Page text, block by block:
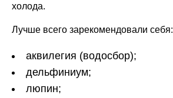
холода.
Лучше всего зарекомендовали себя:
аквилегия (водосбор);
дельфиниум;
люпин;